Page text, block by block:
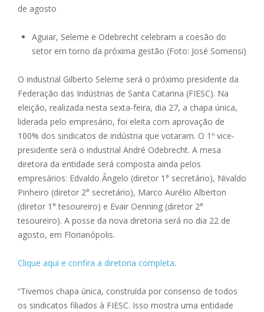
de agosto
Aguiar, Seleme e Odebrecht celebram a coesão do
setor em torno da próxima gestão (Foto: José Somensi)
O industrial Gilberto Seleme será o próximo presidente da
Federação das Indústrias de Santa Catarina (FIESC). Na
eleição, realizada nesta sexta-feira, dia 27, a chapa única,
liderada pelo empresário, foi eleita com aprovação de
100% dos sindicatos de indústria que votaram. O 1º vice-
presidente será o industrial André Odebrecht. A mesa
diretora da entidade será composta ainda pelos
empresários: Edvaldo Ângelo (diretor 1° secretário), Nivaldo
Pinheiro (diretor 2° secretário), Marco Aurélio Alberton
(diretor 1° tesoureiro) e Evair Oenning (diretor 2°
tesoureiro). A posse da nova diretoria será no dia 22 de
agosto, em Florianópolis.
Clique aqui e confira a diretoria completa.
“Tivemos chapa única, construída por consenso de todos
os sindicatos filiados à FIESC. Isso mostra uma entidade